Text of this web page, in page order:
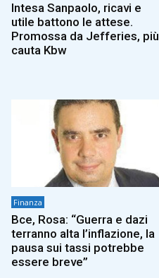
Intesa Sanpaolo, ricavi e
utile battono le attese.
Promossa da Jefferies, più
cauta Kbw
Finanza
Bce, Rosa: “Guerra e dazi
terranno alta l’inflazione, la
pausa sui tassi potrebbe
essere breve”